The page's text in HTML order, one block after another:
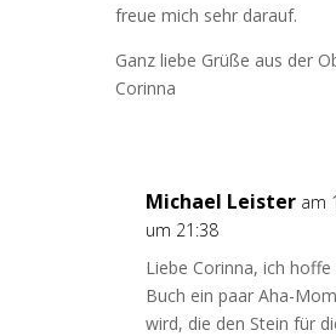
freue mich sehr darauf.
Ganz liebe Grüße aus der
Corinna
Michael Leister am
um 21:38
Liebe Corinna, ich
Buch ein paar Aha-
wird, die den Stein für